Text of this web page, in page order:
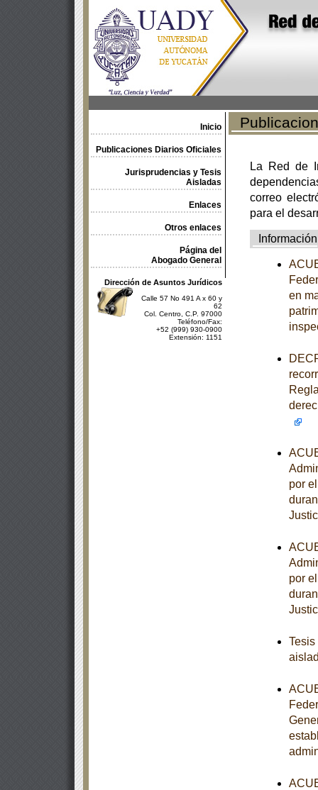
Inicio
Publicaciones Diarios Oficiales
Jurisprudencias y Tesis
Aisladas
Enlaces
Otros enlaces
Página del
Abogado General
Dirección de Asuntos Jurídicos
Calle 57 No 491 A x 60 y
62
Col. Centro, C.P. 97000
Teléfono/Fax:
+52 (999) 930-0900
Extensión: 1151
La Red de
correo
para el
Información
en
por
por